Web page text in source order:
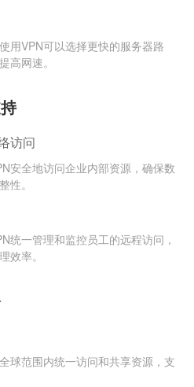
用VPN可以选择更快的服务器路
高网速。
访问
安全地访问企业内部资源，确保数
性。
统一管理和监控员工的远程访问，
效率。
球范围内统一访问和共享资源，支